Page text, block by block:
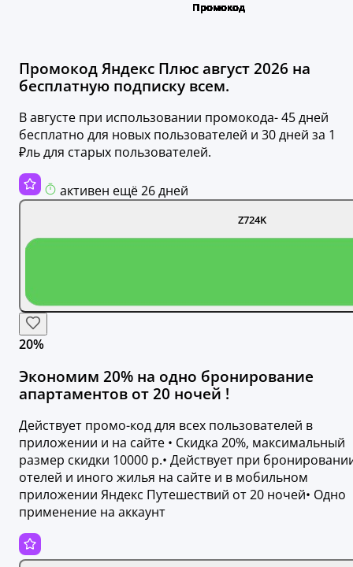
Промокод Яндекс Плюс август 2026 на
бесплатную подписку всем.
В августе при использовании промокода- 45 дней
бесплатно для новых пользователей и 30 дней за 1
₽ль для старых пользователей.
активен ещё 26 дней
Z724K
20%
Экономим 20% на одно бронирование
апартаментов от 20 ночей !
Действует промо-код для всех пользователей в
приложении и на сайте • Скидка 20%, максимальный
размер скидки 10000 р.• Действует при
отелей и иного жилья на сайте и в мобильном
приложении Яндекс Путешествий от 20 ночей• Одно
применение на аккаунт